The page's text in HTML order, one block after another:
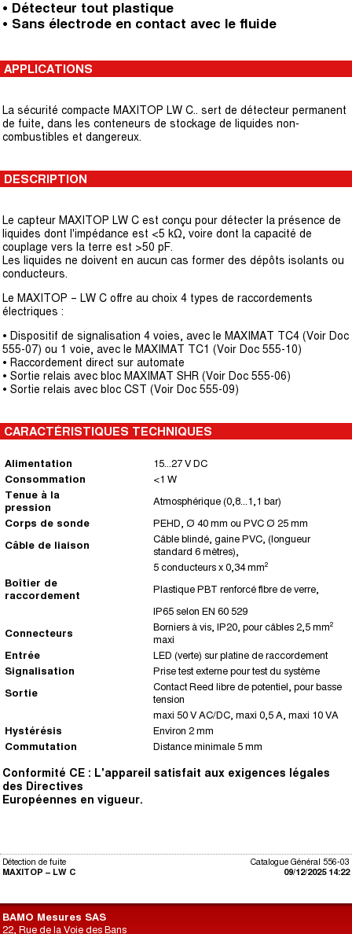
• Détecteur tout plastique
• Sans électrode en contact avec le fluide
APPLICATIONS
La sécurité compacte MAXITOP LW C.. sert de détecteur permanent
de fuite, dans les conteneurs de stockage de liquides non-
combustibles et dangereux.
DESCRIPTION
Le capteur MAXITOP LW C est conçu pour détecter la présence de
liquides dont l'impédance est <5 kΩ, voire dont la capacité de
couplage vers la terre est >50 pF.
Les liquides ne doivent en aucun cas former des dépôts isolants ou
conducteurs.
Le MAXITOP – LW C offre au choix 4 types de raccordements
électriques :
• Dispositif de signalisation 4 voies, avec le MAXIMAT TC4 (Voir Doc
555-07) ou 1 voie, avec le MAXIMAT TC1 (Voir Doc 555-10)
• Raccordement direct sur automate
• Sortie relais avec bloc MAXIMAT SHR (Voir Doc 555-06)
• Sortie relais avec bloc CST (Voir Doc 555-09)
CARACTÉRISTIQUES TECHNIQUES
Alimentation
15...27 V DC
Consommation
<1 W
Tenue à la
pression
Atmosphérique (0,8...1,1 bar)
Corps de sonde
PEHD, Ø 40 mm ou PVC Ø 25 mm
Câble de liaison
Câble blindé, gaine PVC, (longueur
standard 6 mètres),
5 conducteurs x 0,34 mm²
Boîtier de
raccordement
Plastique PBT renforcé fibre de verre,
IP65 selon EN 60 529
Connecteurs
Borniers à vis, IP20, pour câbles 2,5 mm²
maxi
Entrée
LED (verte) sur platine de raccordement
Signalisation
Prise test externe pour test du système
Sortie
Contact Reed libre de potentiel, pour basse
tension
maxi 50 V AC/DC, maxi 0,5 A, maxi 10 VA
Hystérésis
Environ 2 mm
Commutation
Distance minimale 5 mm
Conformité CE : L'appareil satisfait aux exigences légales
des Directives
Européennes en vigueur.
Catalogue Général 556-03
09/12/2025 14:22
Détection de fuite
MAXITOP – LW C
BAMO Mesures SAS
22, Rue de la Voie des Bans